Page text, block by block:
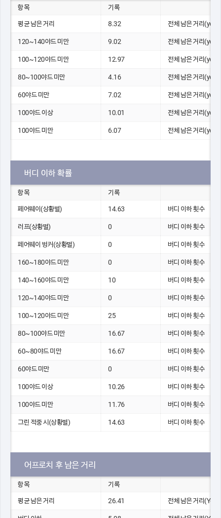
항목 기록
평균 남은 거리 8.32 전체 남은 거리(yds)
120~140야드 미만 9.02 전체 남은 거리(yds)
100~120야드 미만 12.97 전체 남은 거리(yds)
80~100야드 미만 4.16 전체 남은 거리(yds)
60야드 미만 7.02 전체 남은 거리(yds)
100야드 이상 10.01 전체 남은 거리(yds)
100야드 미만 6.07 전체 남은 거리(yds)
버디 이하 확률
항목 기록
페어웨이(상황별) 14.63 버디 이하 횟수
러프(상황별) 0 버디 이하 횟수
페어웨이 벙커(상황별) 0 버디 이하 횟수
160~180야드 미만 0 버디 이하 횟수
140~160야드 미만 10 버디 이하 횟수
120~140야드 미만 0 버디 이하 횟수
100~120야드 미만 25 버디 이하 횟수
80~100야드 미만 16.67 버디 이하 횟수
60~80야드 미만 16.67 버디 이하 횟수
60야드 미만 0 버디 이하 횟수
100야드 이상 10.26 버디 이하 횟수
100야드 미만 11.76 버디 이하 횟수
그린 적중 시(상황별) 14.63 버디 이하 횟수
어프로치 후 남은 거리
항목 기록
평균 남은 거리 26.41 전체 남은 거리(Yds)